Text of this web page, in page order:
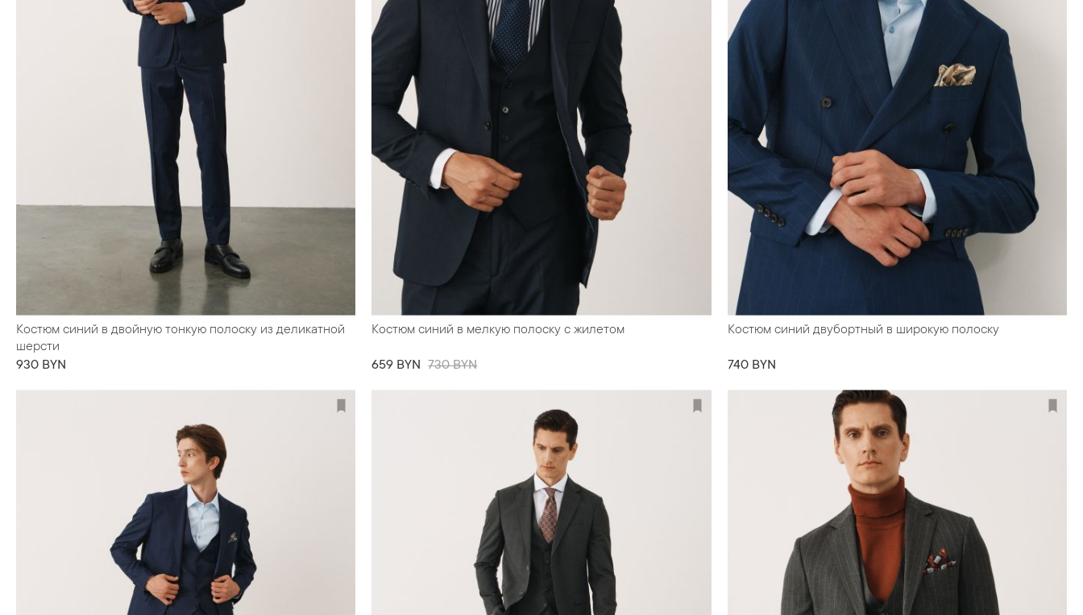
Костюм синий в двойную тонкую полоску из деликатной
шерсти
930 BYN
Костюм синий в мелкую полоску с жилетом
659 BYN 730 BYN
Костюм синий двубортный в широкую полоску
740 BYN